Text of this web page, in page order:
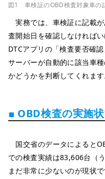
図1 車検証のOBD検査対象車の
実務では、車検証に記載
査開始日を確認しなければ
DTCアプリの「検査要否確
サーバーが自動的に該当車
かどうかを判断してくれます
■ OBD検査の実施
国交省のデータによると
での検査実績は83,606台（
まだ非常に少ないのが現状